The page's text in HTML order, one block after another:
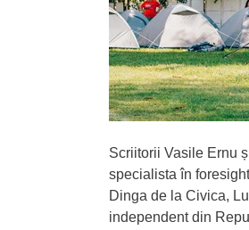
Scriitorii Vasile Ernu
specialista în
Dinga de la Civica,
independent din